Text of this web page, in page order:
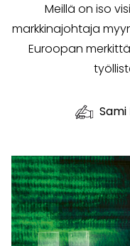
Meillä on iso
markkinajohtaja
Euroopan
Sami